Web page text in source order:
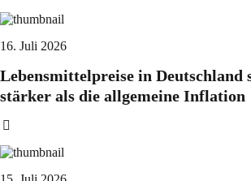
16. Juli 2026
Lebensmittelpreise in Deutschland
stärker als die allgemeine Inflation